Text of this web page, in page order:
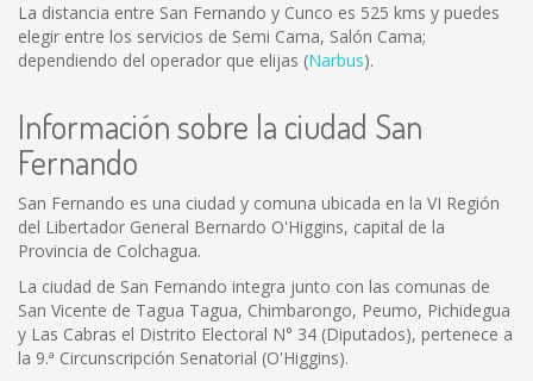
La distancia entre San Fernando y Cunco es 525 kms y puedes
elegir entre los servicios de Semi Cama, Salón Cama;
dependiendo del operador que elijas (Narbus).
Información sobre la ciudad San
Fernando
San Fernando es una ciudad y comuna ubicada en la VI Región
del Libertador General Bernardo O'Higgins, capital de la
Provincia de Colchagua.
La ciudad de San Fernando integra junto con las comunas de
San Vicente de Tagua Tagua, Chimbarongo, Peumo, Pichidegua
y Las Cabras el Distrito Electoral N° 34 (Diputados), pertenece a
la 9.ª Circunscripción Senatorial (O'Higgins).